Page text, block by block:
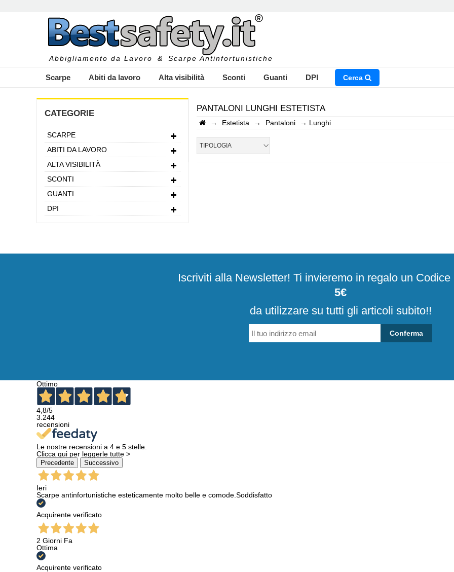
Abbigliamento da Lavoro & Scarpe Antinfortunistiche
Scarpe Abiti da lavoro Alta visibilità Sconti Guanti DPI Cerca
INSERISCI IL NOME DEL PRODOTTO CHE STAI
CATEGORIE
SCARPE
ABITI DA LAVORO
ALTA VISIBILITÀ
SCONTI
GUANTI
DPI
PANTALONI LUNGHI ESTETISTA
→ Estetista → Pantaloni → Lunghi
TIPOLOGIA
Iscriviti alla Newsletter! Ti invieremo in regalo un
5€
da utilizzare su tutti gli articoli subito!!
Conferma
Ottimo
4,8/5
3.244
recensioni
Le nostre recensioni a 4 e 5 stelle.
Clicca qui per leggerle tutte >
Precedente Successivo
Ieri
Scarpe antinfortunistiche esteticamente molto belle e comode.Soddisfatto
Acquirente verificato
2 Giorni Fa
Ottima
Acquirente verificato